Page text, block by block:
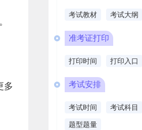
多
考试教材 考试大纲
准考证打印
打印时间 打印入口
考试安排
考试时间 考试科目
题型题量